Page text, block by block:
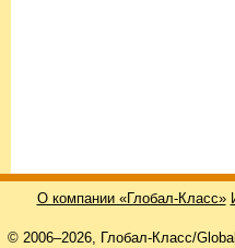
О компании «Глобал-Класс»
© 2006–2026, Глобал-Класс/